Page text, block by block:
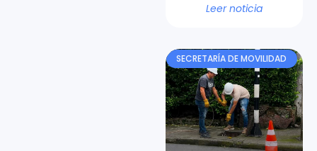
Leer noticia
SECRETARÍA DE MOVILIDAD